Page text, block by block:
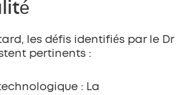
les défis identifiés par le Dr
pertinents :
: La